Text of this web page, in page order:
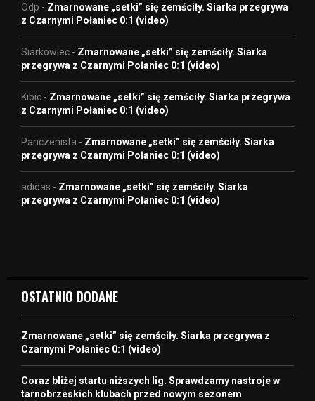
Odp - Zmarnowane „setki” się zemściły. Siarka przegrywa
z Czarnymi Połaniec 0:1 (video)
Siarkowiec - Zmarnowane „setki” się zemściły. Siarka
przegrywa z Czarnymi Połaniec 0:1 (video)
Kibic - Zmarnowane „setki” się zemściły. Siarka przegrywa
z Czarnymi Połaniec 0:1 (video)
Panczenista - Zmarnowane „setki” się zemściły. Siarka
przegrywa z Czarnymi Połaniec 0:1 (video)
adidas - Zmarnowane „setki” się zemściły. Siarka
przegrywa z Czarnymi Połaniec 0:1 (video)
OSTATNIO DODANE
Zmarnowane „setki” się zemściły. Siarka przegrywa z
Czarnymi Połaniec 0:1 (video)
Coraz bliżej startu niższych lig. Sprawdzamy nastroje w
tarnobrzeskich klubach przed nowym sezonem